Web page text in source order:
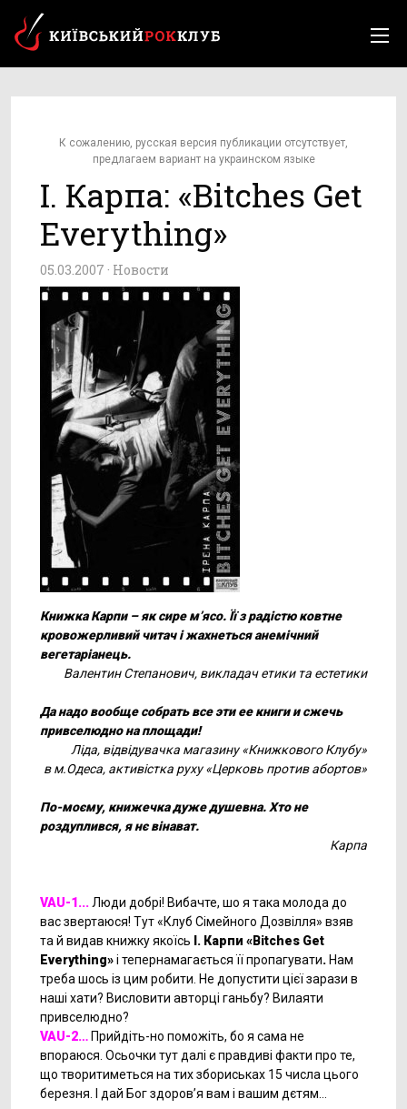
К сожалению, русская версия публикации отсутствует,
предлагаем вариант на украинском языке
І. Карпа: «Bitches Get
Everything»
05.03.2007 · Новости
Книжка Карпи – як сире м’ясо. Її з радістю ковтне
кровожерливий читач і жахнеться анемічний
вегетаріанець.
Валентин Степанович, викладач етики та естетики
Да надо вообще собрать все эти ее книги и сжечь
привселюдно на площади!
Ліда, відвідувачка магазину«Книжкового Клубу»
в м.Одеса, активістка руху«Церковь против абортов»
По-моєму, книжечка дуже душевна. Хто не
роздуплився, я нє вінават.
Карпа
VAU-1... Люди добрі! Вибачте, шо я така молода до
вас звертаюся! Тут «Клуб Сімейного Дозвілля» взяв
та й видав книжку якоїсь І. Карпи «Bitches Get
Everything»і тепернамагається її пропагувати. Нам
треба шось із цим робити. Не допустити цієї зарази в
наші хати? Висловити авторці ганьбу? Вилаяти
привселюдно?
VAU-2… Прийдіть-но поможіть, бо я сама не
впораюся. Осьочки тут далі є правдиві факти про те,
що творитиметься на тих збориськах 15 числа цього
березня. І дай Бог здоров’я вам і вашим дєтям...